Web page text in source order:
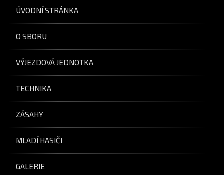
ÚVODNÍ STRÁNKA
O SBORU
VÝJEZDOVÁ JEDNOTKA
TECHNIKA
ZÁSAHY
MLADÍ HASIČI
GALERIE